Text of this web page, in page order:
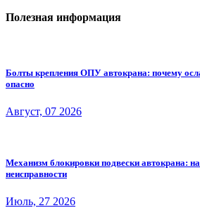
Полезная информация
Болты крепления ОПУ автокрана: почему
опасно
Август, 07 2026
Механизм блокировки подвески автокрана:
неисправности
Июль, 27 2026